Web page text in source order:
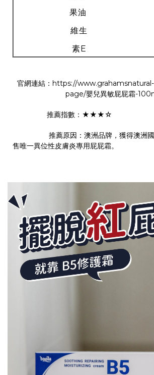
果油
維生
素E
官網連結：https://
page/嬰兒異敏屁屁霜-
推薦指數：★★★☆
推薦原因：澳洲品牌，獲得澳洲國
售唯一異位性皮膚炎專用屁屁霜。